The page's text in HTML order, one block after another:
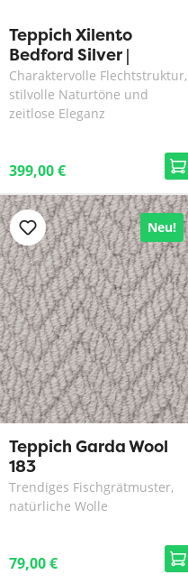
Teppich Xilento
Bedford Silver |
170x230 cm
Charaktervolle Flechtstruktur,
stilvolle Naturtöne und
zeitlose Eleganz
399,00 €
Neu!
Teppich Garda Wool
183
Trendiges Fischgrätmuster,
natürliche Wolle
79,00 €